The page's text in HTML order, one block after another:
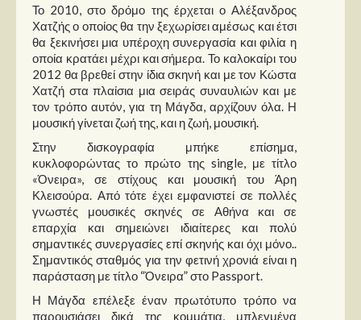
Το 2010, στο δρόμο της έρχεται ο Αλέξανδρος
Χατζής ο οποίος θα την ξεχωρίσει αμέσως και έτσι
θα ξεκινήσει μια υπέροχη συνεργασία και φιλία η
οποία κρατάει μέχρι και σήμερα. Το καλοκαίρι του
2012 θα βρεθεί στην ίδια σκηνή και με τον Κώστα
Χατζή στα πλαίσια μια σειράς συναυλιών και με
τον τρόπο αυτόν, για τη Μάγδα, αρχίζουν όλα. Η
μουσική γίνεται ζωή της, και η ζωή, μουσική.
Στην δισκογραφία μπήκε επίσημα,
κυκλοφορώντας το πρώτο της single, με τίτλο
«Όνειρα», σε στίχους και μουσική του Άρη
Κλεισούρα. Από τότε έχει εμφανιστεί σε πολλές
γνωστές μουσικές σκηνές σε Αθήνα και σε
επαρχία και σημειώνει ιδιαίτερες και πολύ
σημαντικές συνεργασίες επί σκηνής και όχι μόνο..
Σημαντικός σταθμός για την φετινή χρονιά είναι η
παράσταση με τίτλο “Όνειρα” στο Passport.
Η Μάγδα επέλεξε έναν πρωτότυπο τρόπο να
παρουσιάσει δικά της κομμάτια, μπλεγμένα